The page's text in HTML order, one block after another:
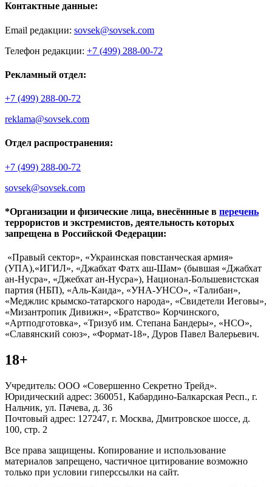
Контактные данные:
Email редакции: sovsek@sovsek.com
Телефон редакции: +7 (499) 288-00-72
Рекламный отдел:
+7 (499) 288-00-72
reklama@sovsek.com
Отдел распространения:
+7 (499) 288-00-72
sovsek@sovsek.com
*Организации и физические лица, внесённные в перечень
террористов и экстремистов, деятельность которых
запрещена в Российской Федерации:
«Правый сектор», «Украинская повстанческая армия»
(УПА),«ИГИЛ», «Джабхат Фатх аш-Шам» (бывшая «Джабхат
ан-Нусра», «Джебхат ан-Нусра»), Национал-Большевистская
партия (НБП), «Аль-Каида», «УНА-УНСО», «Талибан»,
«Меджлис крымско-татарского народа», «Свидетели Иеговы»,
«Мизантропик Дивижн», «Братство» Корчинского,
«Артподготовка», «Тризуб им. Степана Бандеры», «НСО»,
«Славянский союз», «Формат-18», Дуров Павел Валерьевич.
18+
Учредитель: ООО «Совершенно Секретно Трейд».
Юридический адрес: 360051, Кабардино-Балкарская Респ., г.
Нальчик, ул. Пачева, д. 36
Почтовый адрес: 127247, г. Москва, Дмитровское шоссе, д.
100, стр. 2
Все права защищены. Копирование и использование
материалов запрещено, частичное цитирование возможно
только при условии гиперссылки на сайт.